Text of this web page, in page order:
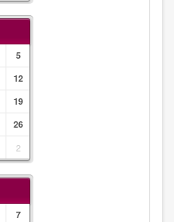
5
12
19
26
2
7